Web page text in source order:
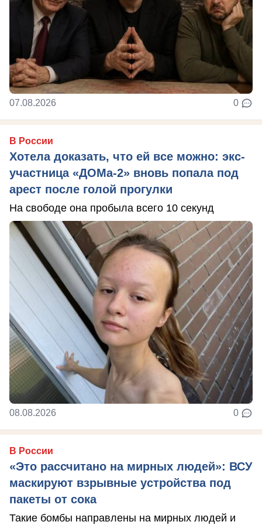
07.08.2026 0
В России
Хотела доказать, что ей все можно: экс-
участница «ДОМа-2» вновь попала под
арест после голой прогулки
На свободе она пробыла всего 10 секунд
08.08.2026 0
В России
«Это рассчитано на мирных людей»: ВСУ
маскируют взрывные устройства под
пакеты от сока
Такие бомбы направлены на мирных людей и